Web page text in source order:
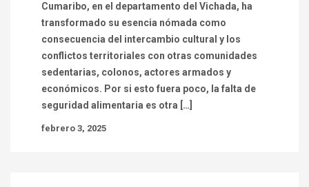
Cumaribo, en el departamento del Vichada, ha
transformado su esencia nómada como
consecuencia del intercambio cultural y los
conflictos territoriales con otras comunidades
sedentarias, colonos, actores armados y
económicos. Por si esto fuera poco, la falta de
seguridad alimentaria es otra […]
febrero 3, 2025